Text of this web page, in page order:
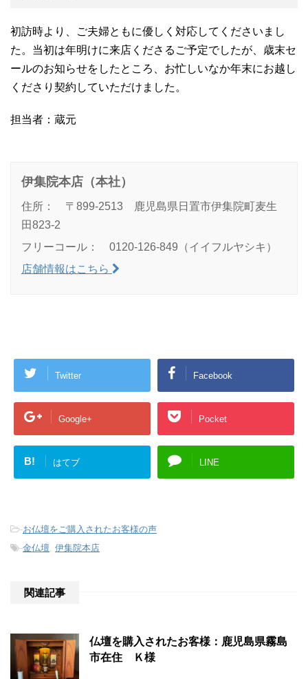
初訪時より、ご夫婦ともに優しく対応してくださいまし
た。当初は年明けに来店くださるご予定でしたが、歳末セ
ールのお知らせをしたところ、お忙しいなか年末にお越し
くださり契約していただけました。
担当者：蔵元
伊集院本店（本社）
住所： 〒899-2513 鹿児島県日置市伊集院町麦生
田823-2
フリーコール： 0120-126-849（イイフルヤシキ）
店舗情報はこちら
Twitter Facebook
Google+ Pocket
B! はてブ LINE
-お仏壇をご購入されたお客様の声
-金仏壇, 伊集院本店
関連記事
仏壇を購入されたお客様：鹿児島県霧島
市在住 Ｋ様